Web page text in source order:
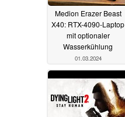
Medion Erazer Beast
X40: RTX-4090-Laptop
mit optionaler
Wasserkühlung
01.03.2024